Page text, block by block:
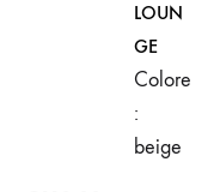
LOUN
GE
Colore
:
beige